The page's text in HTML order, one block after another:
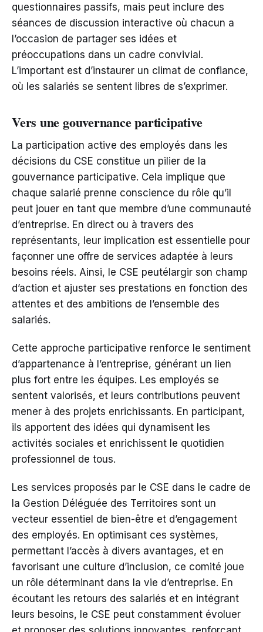
questionnaires passifs, mais peut inclure des
séances de discussion interactive où chacun a
l’occasion de partager ses idées et
préoccupations dans un cadre convivial.
L’important est d’instaurer un climat de confiance,
où les salariés se sentent libres de s’exprimer.
Vers une gouvernance participative
La participation active des employés dans les
décisions du CSE constitue un pilier de la
gouvernance participative. Cela implique que
chaque salarié prenne conscience du rôle qu’il
peut jouer en tant que membre d’une communauté
d’entreprise. En direct ou à travers des
représentants, leur implication est essentielle pour
façonner une offre de services adaptée à leurs
besoins réels. Ainsi, le CSE peutélargir son champ
d’action et ajuster ses prestations en fonction des
attentes et des ambitions de l’ensemble des
salariés.
Cette approche participative renforce le sentiment
d’appartenance à l’entreprise, générant un lien
plus fort entre les équipes. Les employés se
sentent valorisés, et leurs contributions peuvent
mener à des projets enrichissants. En participant,
ils apportent des idées qui dynamisent les
activités sociales et enrichissent le quotidien
professionnel de tous.
Les services proposés par le CSE dans le cadre de
la Gestion Déléguée des Territoires sont un
vecteur essentiel de bien-être et d’engagement
des employés. En optimisant ces systèmes,
permettant l’accès à divers avantages, et en
favorisant une culture d’inclusion, ce comité joue
un rôle déterminant dans la vie d’entreprise. En
écoutant les retours des salariés et en intégrant
leurs besoins, le CSE peut constamment évoluer